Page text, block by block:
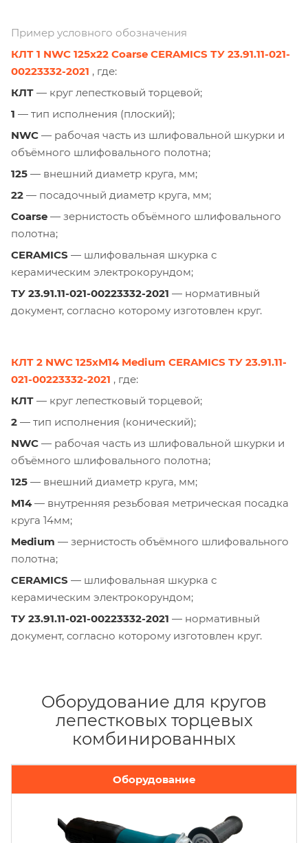
Пример условного обозначения
КЛТ 1 NWC 125х22 Coarse CERAMICS ТУ 23.91.11-021-
00223332-2021 , где:
КЛТ — круг лепестковый торцевой;
1 — тип исполнения (плоский);
NWC — рабочая часть из шлифовальной шкурки и
объёмного шлифовального полотна;
125 — внешний диаметр круга, мм;
22 — посадочный диаметр круга, мм;
Coarse — зернистость объёмного шлифовального
полотна;
CERAMICS — шлифовальная шкурка с
керамическим электрокорундом;
ТУ 23.91.11-021-00223332-2021 — нормативный
документ, согласно которому изготовлен круг.
КЛТ 2 NWC 125хМ14 Medium CERAMICS ТУ 23.91.11-
021-00223332-2021 , где:
КЛТ — круг лепестковый торцевой;
2 — тип исполнения (конический);
NWC — рабочая часть из шлифовальной шкурки и
объёмного шлифовального полотна;
125 — внешний диаметр круга, мм;
М14— внутренняя резьбовая метрическая посадка
круга 14мм;
Medium — зернистость объёмного шлифовального
полотна;
CERAMICS — шлифовальная шкурка с
керамическим электрокорундом;
ТУ 23.91.11-021-00223332-2021 — нормативный
документ, согласно которому изготовлен круг.
Оборудование для кругов
лепестковых торцевых
комбинированных
Оборудование